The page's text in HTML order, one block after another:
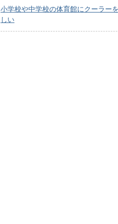
小学校や中学校の体育館にクーラー
しい